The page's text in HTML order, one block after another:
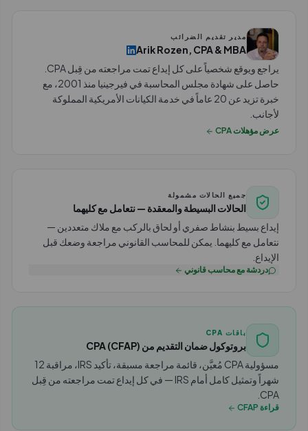
مدير تقديم الضرائب
Arik Rozen, CPA & MBA
حاصل على شهادة مجلس المحاسبة في فيرجينيا منذ 2001، مع
خبرة تزيد عن 20 عاماً في خدمة الكيانات الأمريكية المملوكة
لأجانب.
عرض مؤهلات CPA
جميع الحالات مشمولة
الحالات البسيطة والمعقدة — نتعامل مع كليهما
إيداع بسيط بنشاط صفري أو لحاق بالركب مع ملاك متعددين —
نتعامل مع كليهما. يمكن للمحاسب القانوني مراجعة وضعك قبل
الإيداع.
دردشة مع محاسب قانوني
باقات CPA
بروتوكول ضمان التقديم من CPA (CFAP)
مسؤولية CPA مُعيَّن، قائمة مراجعة مسبقة، تأكيد IRS، مراقبة 12
شهراً وتمثيل كامل أمام IRS — في كل إيداع تمت مراجعته من قِبل
CPA.
قراءة CFAP